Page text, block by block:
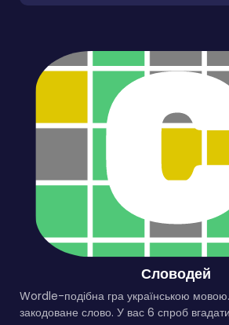
Словодей
Wordle-подібна гра українською
закодоване слово. У вас 6 спроб